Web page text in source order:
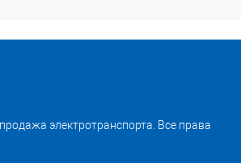
электротранспорта. Все права